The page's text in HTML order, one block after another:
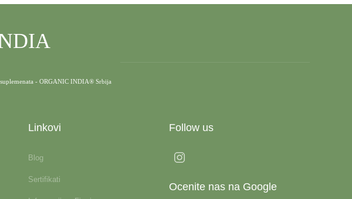
- ORGANIC INDIA® Srbija
Linkovi
Blog
Sertifikati
Follow us
Ocenite nas na Google